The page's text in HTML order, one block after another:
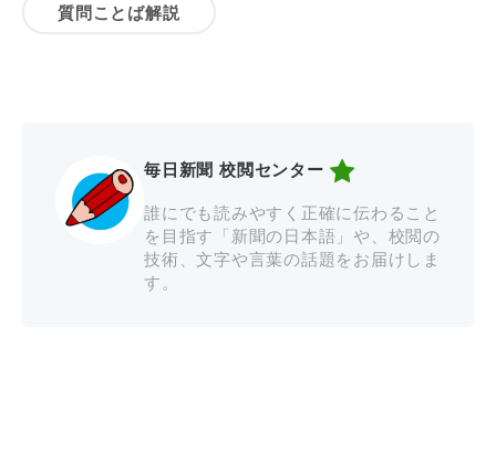
質問ことば解説
毎日新聞 校閲センター
誰にでも読みやすく正確に伝わること
を目指す「新聞の日本語」や、校閲の
技術、文字や言葉の話題をお届けしま
す。